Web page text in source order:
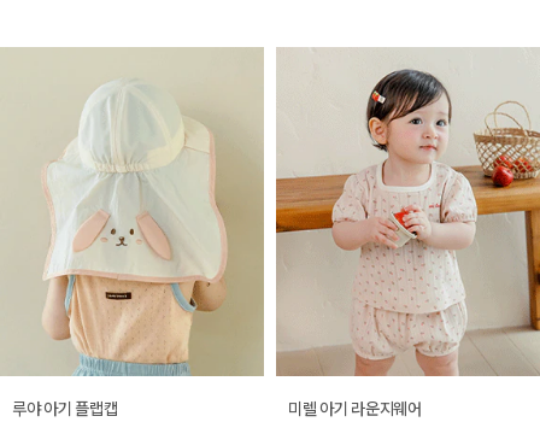
루야 아기 플랩캡 미렐 아기 라운지웨어